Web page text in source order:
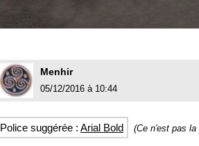
Menhir
05/12/2016 à 10:44
Police suggérée : Arial Bold (Ce n'est pas la